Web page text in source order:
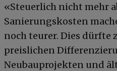
«Steuerlich nicht mehr
Sanierungskosten
noch teurer. Dies dürfte
preislichen
Neubauprojekten und